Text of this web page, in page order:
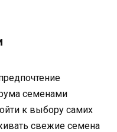
семенами
к выбору самих
свежие семена